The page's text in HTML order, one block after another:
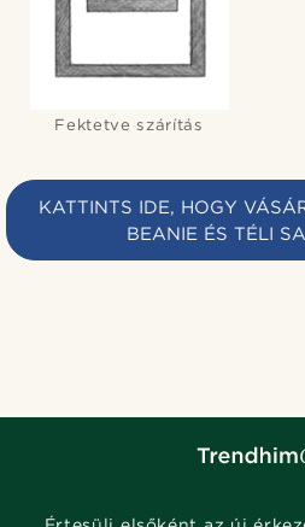
Fektetve szárítás
KATTINTS IDE, HOGY
BEANIE ÉS TÉLI